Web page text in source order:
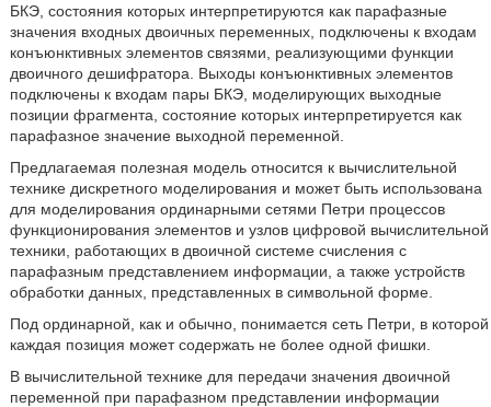
БКЭ, состояния которых интерпретируются как парафазные
значения входных двоичных переменных, подключены к входам
конъюнктивных элементов связями, реализующими функции
двоичного дешифратора. Выходы конъюнктивных элементов
подключены к входам пары БКЭ, моделирующих выходные
позиции фрагмента, состояние которых интерпретируется как
парафазное значение выходной переменной.
Предлагаемая полезная модель относится к вычислительной
технике дискретного моделирования и может быть использована
для моделирования ординарными сетями Петри процессов
функционирования элементов и узлов цифровой вычислительной
техники, работающих в двоичной системе счисления с
парафазным представлением информации, а также устройств
обработки данных, представленных в символьной форме.
Под ординарной, как и обычно, понимается сеть Петри, в которой
каждая позиция может содержать не более одной фишки.
В вычислительной технике для передачи значения двоичной
переменной при парафазном представлении информации